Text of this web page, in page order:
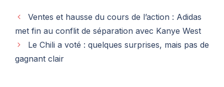
Ventes et hausse du cours de l’action : Adidas
met fin au conflit de séparation avec Kanye West
Le Chili a voté : quelques surprises, mais pas de
gagnant clair